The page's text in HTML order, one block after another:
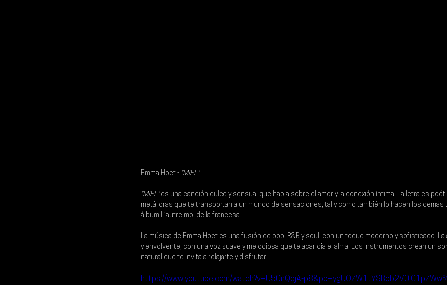
Emma Hoet - "MIEL"
"MIEL" es una canción dulce y sensual que habla sobre el amor y la conexión íntima. La letra es
metáforas que te transportan a un mundo de sensaciones, tal y como también lo hacen los demás
álbum L’autre moi de la francesa.
La música de Emma Hoet es una fusión de pop, R&B y soul, con un toque moderno y sofisticado.
y envolvente, con una voz suave y melodiosa que te acaricia el alma. Los instrumentos crean un
natural que te invita a relajarte y disfrutar.
https://www.youtube.com/watch?v=U50nQejA-